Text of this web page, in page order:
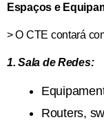
Espaços e
> O CTE contará
1. Sala de Redes:
Routers,